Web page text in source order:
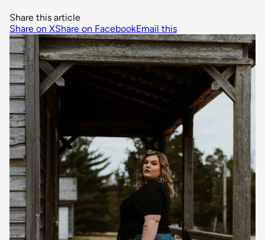
Share this article
Share on XShare on FacebookEmail this